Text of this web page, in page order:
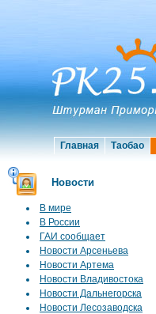
Главная Таобао
Новости
В мире
В России
ГАИ сообщает
Новости Арсеньева
Новости Артема
Новости Владивостока
Новости Дальнегорска
Новости Лесозаводска